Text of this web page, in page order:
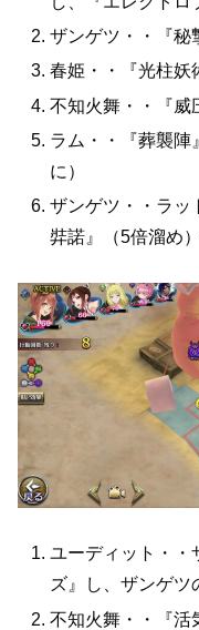
ザンゲツ・・『秘
春姫・・『光柱妖
不知火舞・・『威
ラム・・『葬襲陣
に）
ザンゲツ・・ラッ
弉諾』（5倍溜め）
ユーディット・・
ズ』し、ザンゲツ
不知火舞・・『活